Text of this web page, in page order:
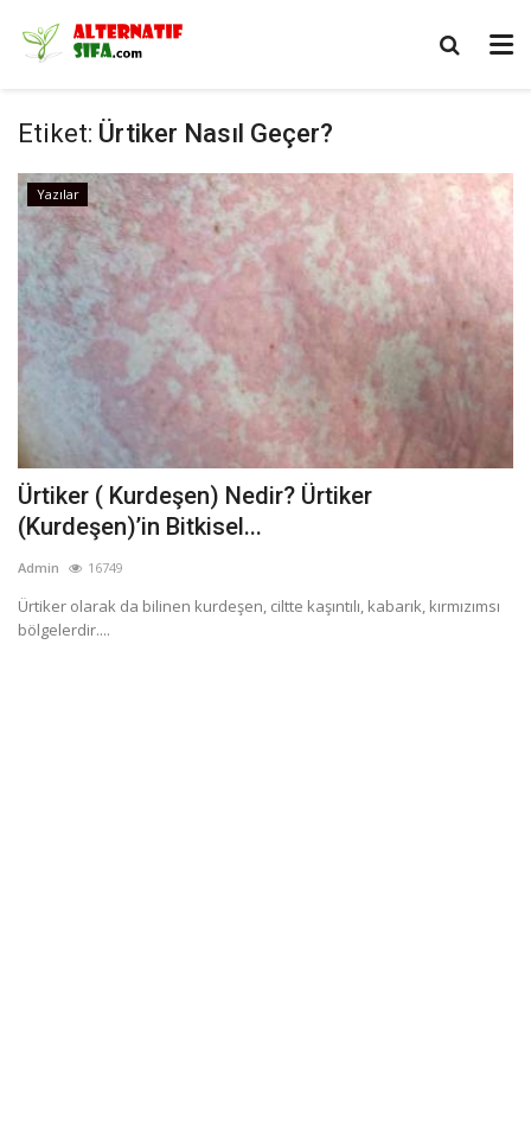
Etiket: Ürtiker Nasıl Geçer?
Yazılar
Ürtiker ( Kurdeşen) Nedir? Ürtiker
(Kurdeşen)’in Bitkisel...
Admin 16749
Ürtiker olarak da bilinen kurdeşen, ciltte kaşıntılı, kabarık, kırmızımsı
bölgelerdir....